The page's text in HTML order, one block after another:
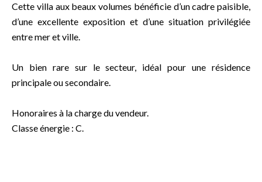
Cette villa aux beaux volumes bénéficie d’un cadre paisible,
d’une excellente exposition et d’une situation privilégiée
entre mer et ville.
Un bien rare sur le secteur, idéal pour une résidence
principale ou secondaire.
Honoraires à la charge du vendeur.
Classe énergie : C.